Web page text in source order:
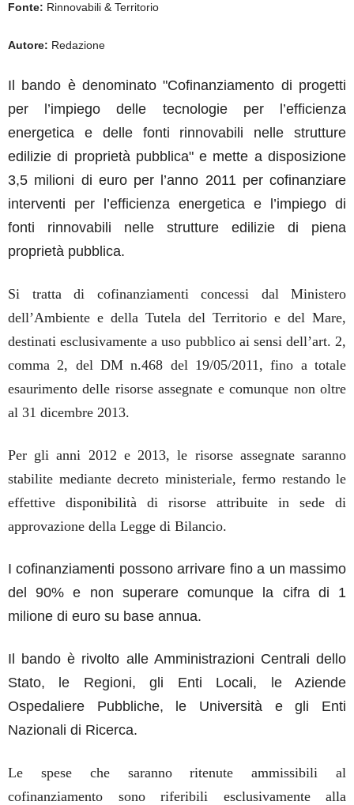
Fonte: Rinnovabili & Territorio
Autore: Redazione
Il bando è denominato "Cofinanziamento di progetti
per l’impiego delle tecnologie per l’efficienza
energetica e delle fonti rinnovabili nelle strutture
edilizie di proprietà pubblica" e mette a disposizione
3,5 milioni di euro per l’anno 2011 per cofinanziare
interventi per l’efficienza energetica e l’impiego di
fonti rinnovabili nelle strutture edilizie di piena
proprietà pubblica.
Si tratta di cofinanziamenti concessi dal Ministero
dell’Ambiente e della Tutela del Territorio e del Mare,
destinati esclusivamente a uso pubblico ai sensi dell’art. 2,
comma 2, del DM n.468 del 19/05/2011, fino a totale
esaurimento delle risorse assegnate e comunque non oltre
al 31 dicembre 2013.
Per gli anni 2012 e 2013, le risorse assegnate saranno
stabilite mediante decreto ministeriale, fermo restando le
effettive disponibilità di risorse attribuite in sede di
approvazione della Legge di Bilancio.
I cofinanziamenti possono arrivare fino a un massimo
del 90% e non superare comunque la cifra di 1
milione di euro su base annua.
Il bando è rivolto alle Amministrazioni Centrali dello
Stato, le Regioni, gli Enti Locali, le Aziende
Ospedaliere Pubbliche, le Università e gli Enti
Nazionali di Ricerca.
Le spese che saranno ritenute ammissibili al
cofinanziamento sono riferibili esclusivamente alla